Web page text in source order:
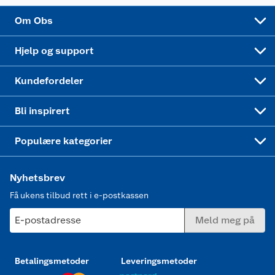
Om Obs
Hjelp og support
Kundefordeler
Bli inspirert
Populære kategorier
Nyhetsbrev
Få ukens tilbud rett i e-postkassen
E-postadresse Meld meg på
Betalingsmetoder Leveringsmetoder